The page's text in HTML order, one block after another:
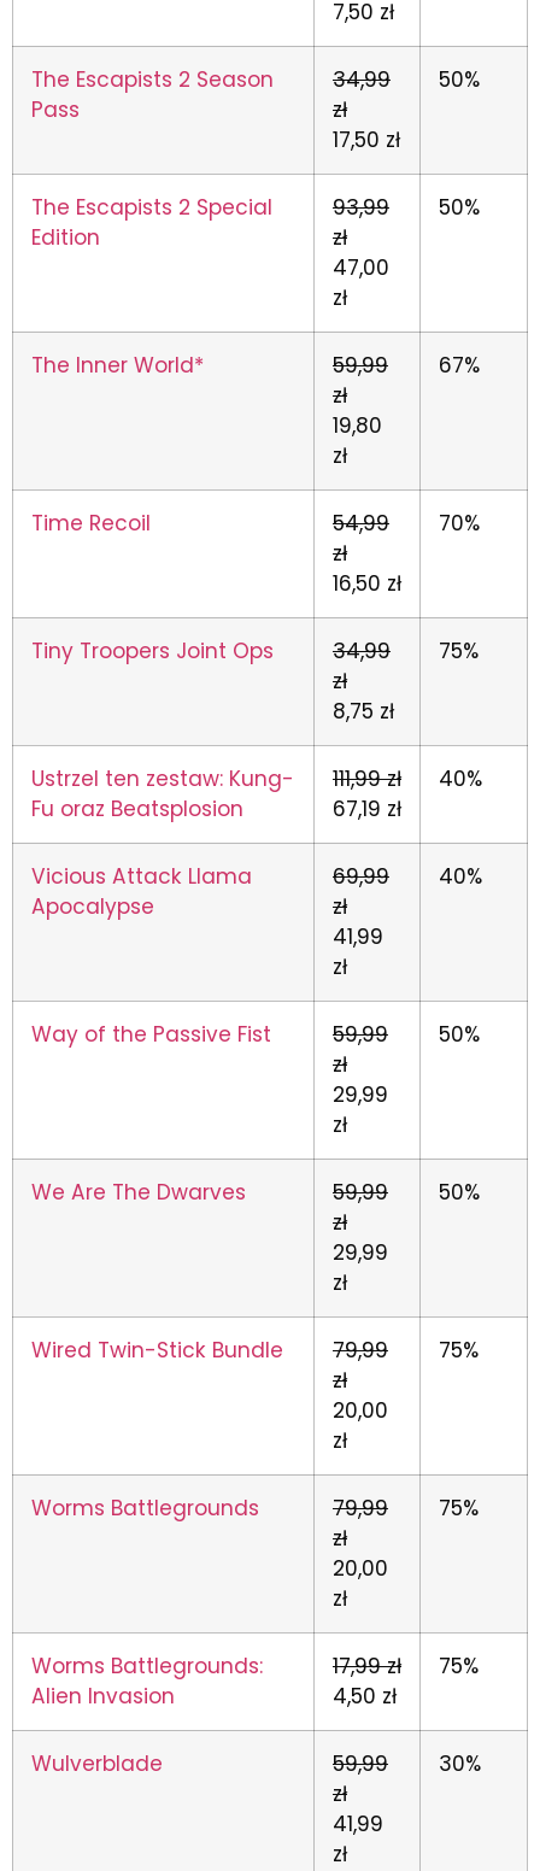
7,50 zł
The Escapists 2 Season
Pass
34,99
zł
17,50 zł
50%
The Escapists 2 Special
Edition
93,99
zł
47,00
zł
50%
The Inner World*
59,99
zł
19,80
zł
67%
Time Recoil
54,99
zł
16,50 zł
70%
Tiny Troopers Joint Ops
34,99
zł
8,75 zł
75%
Ustrzel ten zestaw: Kung-
Fu oraz Beatsplosion
111,99 zł
67,19 zł
40%
Vicious Attack Llama
Apocalypse
69,99
zł
41,99
zł
40%
Way of the Passive Fist
59,99
zł
29,99
zł
50%
We Are The Dwarves
59,99
zł
29,99
zł
50%
Wired Twin-Stick Bundle
79,99
zł
20,00
zł
75%
Worms Battlegrounds
79,99
zł
20,00
zł
75%
Worms Battlegrounds:
Alien Invasion
17,99 zł
4,50 zł
75%
Wulverblade
59,99
zł
41,99
zł
30%